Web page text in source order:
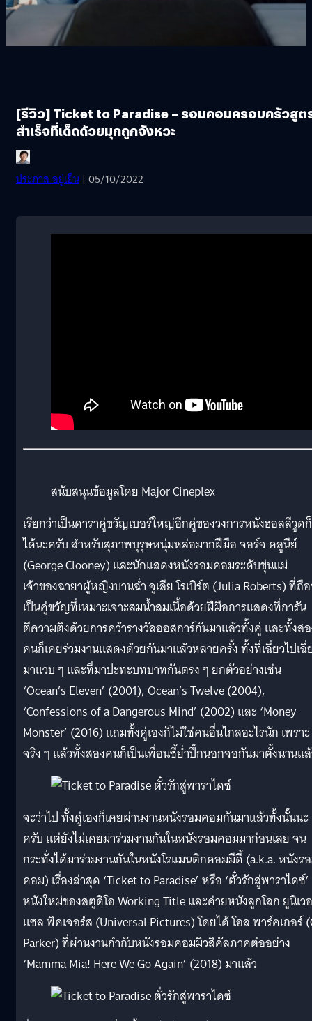
[รีวิว] Ticket to Paradise – รอมคอมครอบครัวสูต
สำเร็จที่เด็ดด้วยมุกถูกจังหวะ
ประภาส อยู่เย็น | 05/10/2022
สนับสนุนข้อมูลโดย Major Cineplex
เรียกว่าเป็นดาราคู่ขวัญเบอร์ใหญ่อีกคู่ของวงการหนังฮอลลีวูด
ได้นะครับ สำหรับสุภาพบุรุษหนุ่มหล่อมากฝีมือ จอร์จ คลูนีย์
(George Clooney) และนักแสดงหนังรอมคอมระดับขุ่นแม่
เจ้าของฉายาผู้หญิงบานฉ่ำ จูเลีย โรเบิร์ต (Julia Roberts) ที่ถื
เป็นคู่ขวัญที่เหมาะเจาะสมน้ำสมเนื้อด้วยฝีมือการแสดงที่การัน
ตีความตึงด้วยการคว้ารางวัลออสการ์กันมาแล้วทั้งคู่ และทั้งส
คนก็เคยร่วมงานแสดงด้วยกันมาแล้วหลายครั้ง ทั้งที่เฉี่ยวไปเฉี่
มาแวบ ๆ และที่มาปะทะบทบาทกันตรง ๆ ยกตัวอย่างเช่น
‘Ocean’s Eleven’ (2001), Ocean’s Twelve (2004),
‘Confessions of a Dangerous Mind’ (2002) และ ‘Money
Monster’ (2016) แถมทั้งคู่เองก็ไม่ใช่คนอื่นไกลอะไรนัก เพราะ
จริง ๆ แล้วทั้งสองคนก็เป็นเพื่อนซี้ย่ำปึ้กนอกจอกันมาตั้งนานแ
จะว่าไป ทั้งคู่เองก็เคยผ่านงานหนังรอมคอมกันมาแล้วทั้งนั้นนะ
ครับ แต่ยังไม่เคยมาร่วมงานกันในหนังรอมคอมมาก่อนเลย จน
กระทั่งได้มาร่วมงานกันในหนังโรแมนติกคอมมีดี้ (a.k.a. หนังร
คอม) เรื่องล่าสุด ‘Ticket to Paradise’ หรือ ‘ตั๋วรักสู่พาราไดซ์’
หนังใหม่ของสตูดิโอ Working Title และค่ายหนังลูกโลก ยูนิเว
แซล พิคเจอร์ส (Universal Pictures) โดยได้ โอล พาร์คเกอร์
Parker) ที่ผ่านงานกำกับหนังรอมคอมมิวสิคัลภาคต่ออย่าง
‘Mamma Mia! Here We Go Again’ (2018) มาแล้ว